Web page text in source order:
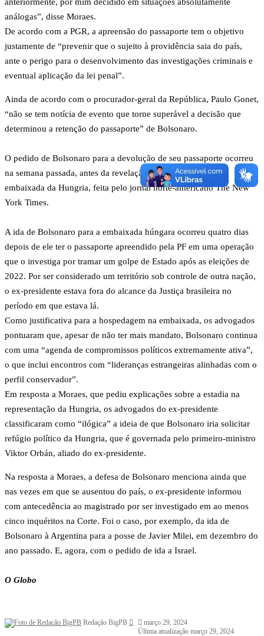
análogas”, disse Moraes.
De acordo com a PGR, a apreensão do passaporte tem o objetivo
justamente de “prevenir que o sujeito à providência saia do país,
ante o perigo para o desenvolvimento das investigações criminais e
eventual aplicação da lei penal”.
Ainda de acordo com o procurador-geral da República, Paulo Gonet,
“não se tem notícia de evento que torne superável a decisão que
determinou a retenção do passaporte” de Bolsonaro.
O pedido de Bolsonaro para a devolução de seu passaporte ocorreu
na semana passada, antes da revelação sobre sua estadia na
embaixada da Hungria, feita pelo jornal norte-americano The New
York Times.
A ida de Bolsonaro para a embaixada húngara ocorreu quatro dias
depois de ele ter o passaporte apreendido pela PF em uma operação
que o investiga por tramar um golpe de Estado após as eleições de
2022. Por ser considerado um território sob controle de outra nação,
o ex-presidente estava fora do alcance da Justiça brasileira no
período em que estava lá.
Como justificativa para a hospedagem na embaixada, os advogados
pontuaram que, apesar de não ter mais mandato, Bolsonaro continua
com uma “agenda de compromissos políticos extremamente ativa”,
o que inclui encontros com “lideranças estrangeiras alinhadas com o
perfil conservador”.
Em resposta a Moraes, que pediu explicações sobre a estadia na
representação da Hungria, os advogados do ex-presidente
classificaram como “ilógica” a ideia de que Bolsonaro iria solicitar
refúgio político da Hungria, que é governada pelo primeiro-ministro
Viktor Orbán, aliado do ex-presidente.
Na resposta a Moraes, a defesa de Bolsonaro menciona ainda que
nas vezes em que se ausentou do país, o ex-presidente informou
com antecedência ao magistrado por ser investigado em ao menos
cinco inquéritos na Corte. Foi o caso, por exemplo, da ida de
Bolsonaro à Argentina para a posse de Javier Milei, em dezembro do
ano passado. E, agora, com o pedido de ida a Israel.
O Globo
Redação BigPB
Mande
um
março 29, 2024
Última atualização março 29, 2024